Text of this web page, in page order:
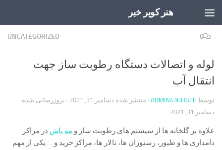
هنر کویر خبر
UNCATEGORIZED 0
لوله و اتصالات دستگاه رطوبت ساز جهت
انتقال آب
توسط ADMIN43GHGEE · منتشر شده دسامبر 31, 2021
· بروزرسانی شده
دسامبر 31, 2021
علاوه بر گلخانه ها از سیستم های رطوبت ساز و مه پاش در مراکز
دامداری ها و طیور، رستوران ها، تالار ها، مراکز خرید و … یکی از مهم